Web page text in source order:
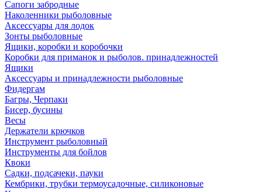
Сапоги забродные
Наколенники рыболовные
Аксессуары для лодок
Зонты рыболовные
Ящики, коробки и коробочки
Коробки для приманок и рыболов. принадлежностей
Ящики
Аксессуары и принадлежности рыболовные
Фидергам
Багры, Черпаки
Бисер, бусины
Весы
Держатели крючков
Инструмент рыболовный
Инструменты для бойлов
Квоки
Садки, подсачеки, пауки
Кембрики, трубки термоусадочные, силиконовые